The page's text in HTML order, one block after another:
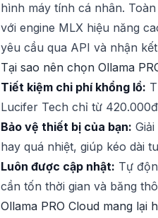
hình máy tính cá nhân.
với engine MLX hiệu năng
yêu cầu qua API và nhận
Tại sao nên chọn Ollama
Tiết kiệm chi phí khổng lồ:
Lucifer Tech chỉ từ
Bảo vệ thiết bị của bạn:
hay quá nhiệt, giúp kéo dài
Luôn được cập nhật: Tự
cần tốn thời gian và băng
Ollama PRO Cloud mang lại